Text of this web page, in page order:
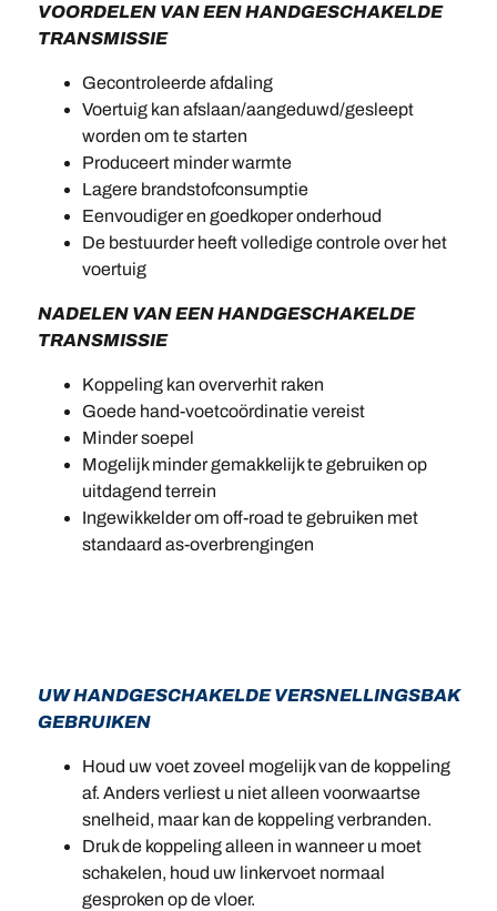
VOORDELEN VAN EEN HANDGESCHAKELDE
TRANSMISSIE
Gecontroleerde afdaling
Voertuig kan afslaan/aangeduwd/gesleept
worden om te starten
Produceert minder warmte
Lagere brandstofconsumptie
Eenvoudiger en goedkoper onderhoud
De bestuurder heeft volledige controle over het
voertuig
NADELEN VAN EEN HANDGESCHAKELDE
TRANSMISSIE
Koppeling kan oververhit raken
Goede hand-voetcoördinatie vereist
Minder soepel
Mogelijk minder gemakkelijk te gebruiken op
uitdagend terrein
Ingewikkelder om off-road te gebruiken met
standaard as-overbrengingen
UW HANDGESCHAKELDE VERSNELLINGSBAK
GEBRUIKEN
Houd uw voet zoveel mogelijk van de koppeling
af. Anders verliest u niet alleen voorwaartse
snelheid, maar kan de koppeling verbranden.
Druk de koppeling alleen in wanneer u moet
schakelen, houd uw linkervoet normaal
gesproken op de vloer.